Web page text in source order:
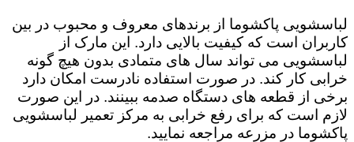
لباسشویی پاکشوما از برندهای معروف و محبوب در بین
کاربران است که کیفیت بالایی دارد. این مارک از
لباسشویی می تواند سال های متمادی بدون هیچ گونه
خرابی کار کند. در صورت استفاده نادرست امکان دارد
برخی از قطعه های دستگاه صدمه ببینند. در این صورت
لازم است که برای رفع خرابی به مرکز تعمیر لباسشویی
پاکشوما در مزرعه مراجعه نمایید.